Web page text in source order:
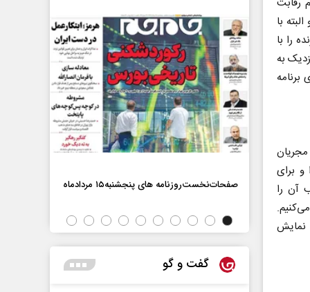
با
را با
به
و برای
آن را
نمایش
صفحات‌نخست‌روزنامه ها‌ی پنجشنبه‌۱۵ مردادماه
گفت و گو